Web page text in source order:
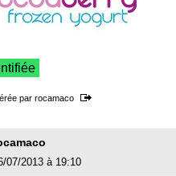
par rocamaco
07/2013 à 19:10